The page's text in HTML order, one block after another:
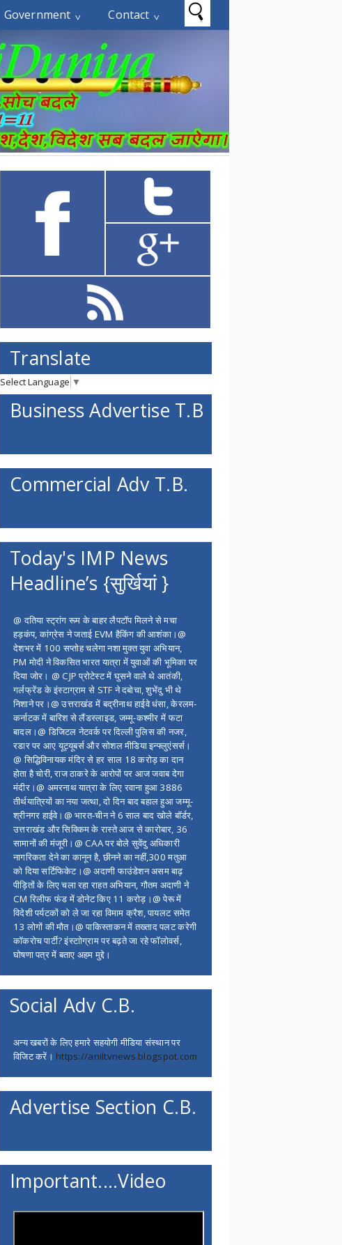
Government Contact
Translate
Select Language ▼
Business Advertise T.B
Commercial Adv T.B.
Today's IMP News
Headline’s {सुर्खियां }
@ दतिया स्ट्रांग रूम के बाहर लैपटॉप मिलने से मचा
हड़कंप, कांग्रेस ने जताई EVM हैकिंग की आशंका।@
देशभर में 100 सप्ताेह चलेगा नशा मुक्त युवा अभियान,
PM मोदी ने विकसित भारत यात्रा में युवाओं की भूमिका पर
दिया जोर। @ CJP प्रोटेस्ट में घुसने वाले थे आतंकी,
गर्लफ्रेंड के इंस्टाग्राम से STF ने दबोचा, शुभेंदु भी थे
निशाने पर।@ उत्तराखंड में बद्रीनाथ हाईवे धंसा, केरलम-
कर्नाटक में बारिश से लैंडस्लाइड, जम्मू-कश्मीर में फटा
बादल।@ डिजिटल नेटवर्क पर दिल्ली पुलिस की नजर,
रडार पर आए यूट्यूबर्स और सोशल मीडिया इन्फ्लुएंसर्स।
@ सिद्धिविनायक मंदिर से हर साल 18 करोड़ का दान
होता है चोरी, राज ठाकरे के आरोपों पर आज जवाब देगा
मंदीर।@ अमरनाथ यात्रा के लिए रवाना हुआ 3886
तीर्थयात्रियों का नया जत्था, दो दिन बाद बहाल हुआ जम्मू-
श्रीनगर हाईवे।@ भारत-चीन ने 6 साल बाद खोले बॉर्डर,
उत्तराखंड और सिक्किम के रास्ते आज से कारोबार, 36
सामानों की मंजूरी।@ CAA पर बोले सुवेंदु अधिकारी
नागरिकता देने का कानून है, छीनने का नहीं,300 मतुआ
को दिया सर्टिफिकेट।@ अदाणी फाउंडेशन असम बाढ़
पीड़ितों के लिए चला रहा राहत अभियान, गौतम अदाणी ने
CM रिलीफ फंड में डोनेट किए 11 करोड़।@ पेरू में
विदेशी पर्यटकों को ले जा रहा विमाम क्रैश, पायलट समेत
13 लोगों की मौत।@ पाकिस्ताकन में तख्ताद पलट करेगी
कॉकरोच पार्टी? इंस्टाोग्राम पर बढ़ते जा रहे फॉलोवर्स,
घोषणा पत्र में बताए अहम मुद्दे।
Social Adv C.B.
अन्य खबरों के लिए हमारे सहयोगी मीडिया संस्थान पर
विजिट करें। https://aniltvnews.blogspot.com
Advertise Section C.B.
Important....Video